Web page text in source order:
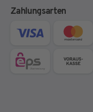
Zahlungsarten